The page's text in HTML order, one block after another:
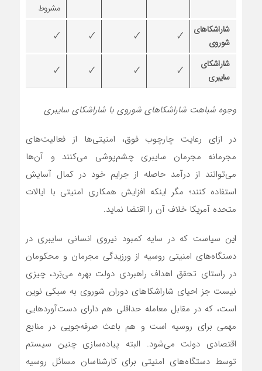
مشروط
شاراشکاهای
شوروی
🗸
🗸
🗸
🗸
شاراشکای
سایبری
🗸
🗸
🗸
🗸
وجوه شباهت شاراشکا‌های شوروی با شاراشکای سایبری
در ازای رعایت چارچوب فوق، امنیتی‌ها از فعالیت‌های
مجرمانه مجرمان سایبری چشم‌پوشی می‌کنند و آن‌ها
می‌توانند از درآمد حاصله از جرایم خود در کمال آسایش
استفاده کنند؛ مگر اینکه افزایش همکاری امنیتی با ایالات
متحده آمریکا خلاف آن را اقتضا نماید.
این سیاست که در سایه کمبود نیروی انسانی سایبری در
دستگاه‌های امنیتی روسیه از ورزیدگی مجرمان و محکومان
در راستای تحقق اهداف راهبردی دولت بهره‌ می‌بَرد، چیزی
نیست جز احیای شاراشکا‌های دوران شوروی به سبکی نوین
است، که در مقابل معامله حداقلی هم دارای دست‌آوردهایی
مهمی برای روسیه است و هم باعث صرفه‌جویی در منابع
اقتصادی دولت می‌شود. البته پیاده‌سازی چنین سیستم
توسط دستگاه‌های امنیتی برای کارشناسان مسائل روسیه